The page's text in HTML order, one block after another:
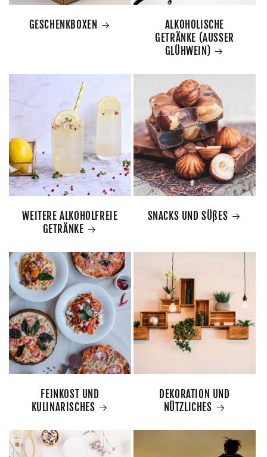
GESCHENKBOXEN
ALKOHOLISCHE
GETRÄNKE (AUSSER
GLÜHWEIN)
WEITERE ALKOHOLFREIE
GETRÄNKE
SNACKS UND SÜßES
FEINKOST UND
KULINARISCHES
DEKORATION UND
NÜTZLICHES